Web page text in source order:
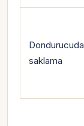
Dondurucuda
saklama